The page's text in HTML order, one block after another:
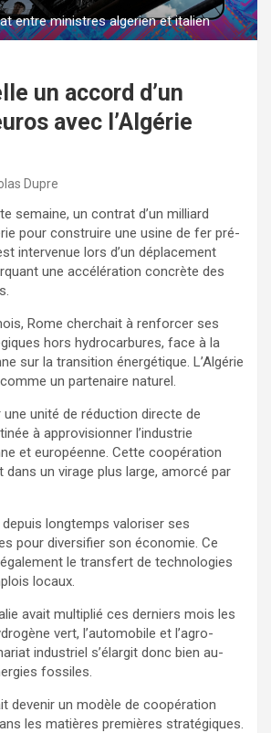
entre ministres algerien et italien
un accord d’un
avec l’Algérie
Dupre
semaine, un contrat d’un milliard
pour construire une usine de fer pré-
intervenue lors d’un déplacement
une accélération concrète des
Rome cherchait à renforcer ses
hors hydrocarbures, face à la
sur la transition énergétique. L’Algérie
un partenaire naturel.
unité de réduction directe de
à approvisionner l’industrie
et européenne. Cette coopération
dans un virage plus large, amorcé par
depuis longtemps valoriser ses
pour diversifier son économie. Ce
le transfert de technologies
locaux.
avait multiplié ces derniers mois les
vert, l’automobile et l’agro-
industriel s’élargit donc bien au-
fossiles.
devenir un modèle de coopération
les matières premières stratégiques.